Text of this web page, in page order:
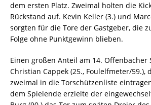
dem ersten Platz. Zweimal holten die
Rückstand auf. Kevin Keller (3.) und
sorgten für die Tore der Gastgeber, die
Folge ohne Punktgewinn blieben.
Einen großen Anteil am 14. Offenbacher
Christian Cappek (25., Foulelfmeter/59.),
zweimal in die Torschützenliste
dem Spielende erzielte der